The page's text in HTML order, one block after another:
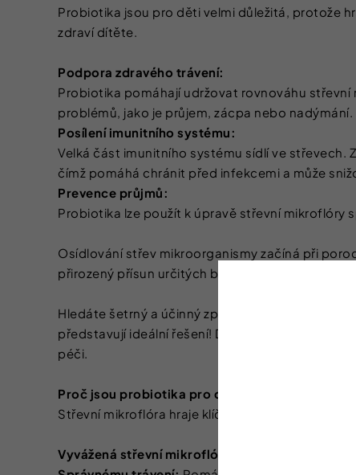
Probiotika jsou pro děti velmi důležitá, protože
zdraví dítěte.
Podpora zdravého trávení:
Probiotika pomáhají udržovat rovnováhu
problémů, jako je průjem, zácpa nebo nadýmání.
Posílení imunitního systému:
Velká část imunitního systému sídlí ve
čímž pomáhá chránit před infekcemi a může
Prevence průjmů:
Probiotika lze použít k úpravě střevní mikroflóry
Osídlování střev mikroorganismy začíná při
přirozený přísun určitých bakterií, mohou být
Hledáte šetrný a účinný způsob, jak podpořit
představují ideální řešení! Díky své příjemné
péči.
Proč jsou probiotika pro děti důležitá?
Střevní mikroflóra hraje klíčovou roli v celkovém
Vyvážená střevní mikroflóra přispívá k: